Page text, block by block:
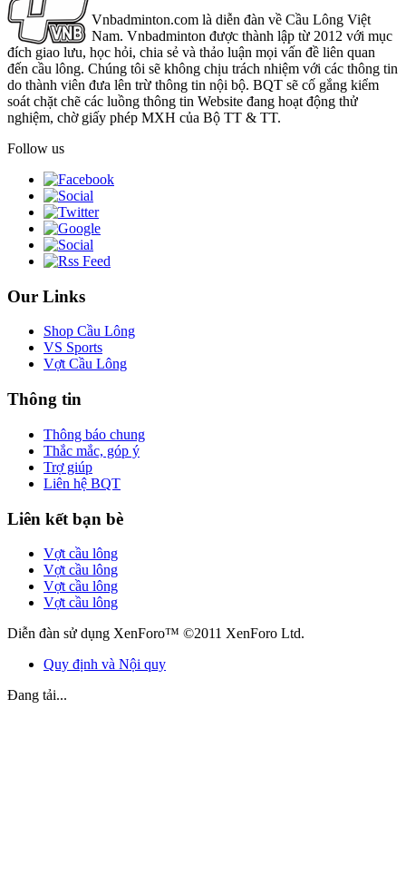
Vnbadminton.com là diễn đàn về Cầu Lông Việt
Nam. Vnbadminton được thành lập từ 2012 với mục
đích giao lưu, học hỏi, chia sẻ và thảo luận mọi vấn đề liên quan
đến cầu lông. Chúng tôi sẽ không chịu trách nhiệm với các thông tin
do thành viên đưa lên trừ thông tin nội bộ. BQT sẽ cố gắng kiểm
soát chặt chẽ các luồng thông tin Website đang hoạt động thử
nghiệm, chờ giấy phép MXH của Bộ TT & TT.
Follow us
Our Links
Shop Cầu Lông
VS Sports
Vợt Cầu Lông
Thông tin
Thông báo chung
Thắc mắc, góp ý
Trợ giúp
Liên hệ BQT
Liên kết bạn bè
Vợt cầu lông
Vợt cầu lông
Vợt cầu lông
Vợt cầu lông
Diễn đàn sử dụng XenForo™ ©2011 XenForo Ltd.
Quy định và Nội quy
Đang tải...